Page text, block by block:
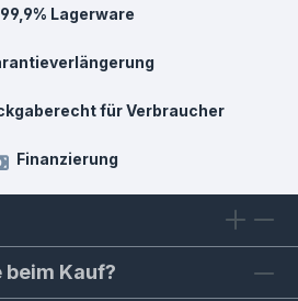
99,9% Lagerware
für Verbraucher
Finanzierung
Kauf?